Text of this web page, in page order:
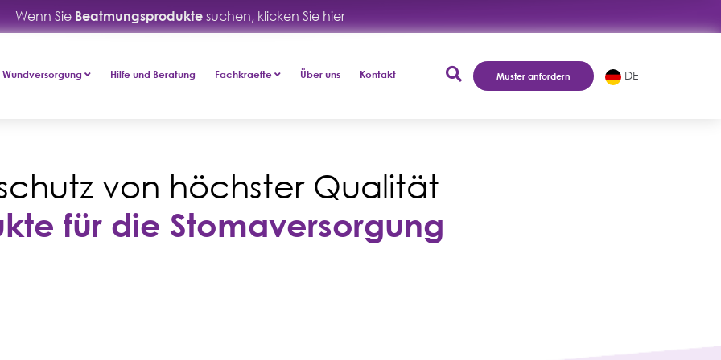
Wenn Sie Beatmungsprodukte suchen, klicken Sie hier
Wundversorgung Hilfe und Beratung Fachkraefte Über uns Kontakt Muster anfordern DE
von höchster Qualität
für die Stomaversorgung